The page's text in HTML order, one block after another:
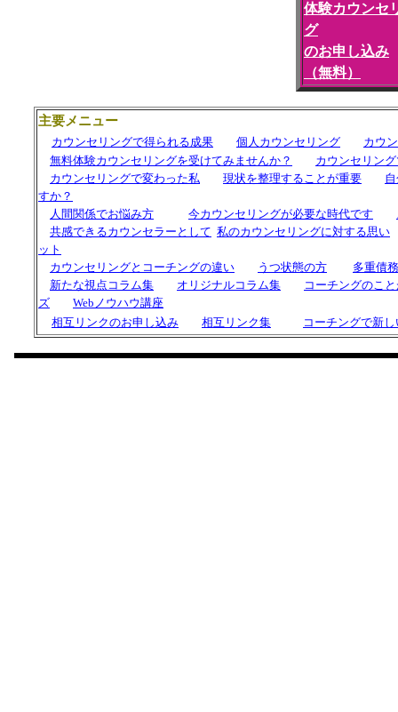
体験カウンセ
グ
のお申し込み
（無料）
主要メニュー
カウンセリングで得られる成果 個人カウンセリング
カウ
無料体験カウンセリングを受けてみませんか？
カウンセリン
カウンセリングで変わった私
現状を整理することが重要
すか？
人間関係でお悩み方
今カウンセリングが必要な時代です
共感できるカウンセラーとして 私のカウンセリングに対する思い
ット
カウンセリングと コーチングの違い うつ状態の方
多重債
新たな視点コラム集
オリジナルコラム集
コーチングのこ
ズ
Webノウハウ講座
相互リンクのお申し込み
相互リンク集 コーチングで新